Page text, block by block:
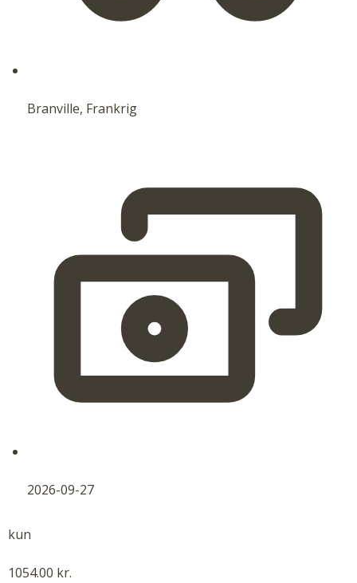
Branville, Frankrig
2026-09-27
kun
1054.00 kr.